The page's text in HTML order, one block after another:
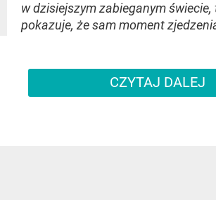
w dzisiejszym zabieganym świecie,
pokazuje, że sam moment
CZYTAJ DALEJ